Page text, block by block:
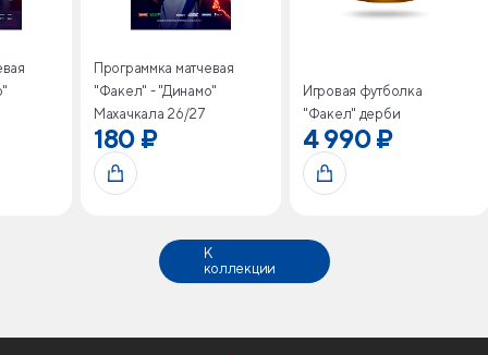
Программка матчевая
"Факел" - "Динамо"
Махачкала 26/27
180 ₽
Игровая футболка
"Факел" дерби
4 990 ₽
К
коллекции